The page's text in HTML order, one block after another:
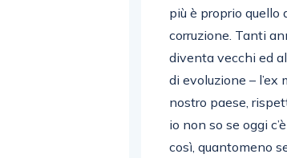
più è proprio quello
corruzione. Tanti
diventa vecchi ed
di evoluzione –
nostro paese,
io non so se oggi
così, quantomeno